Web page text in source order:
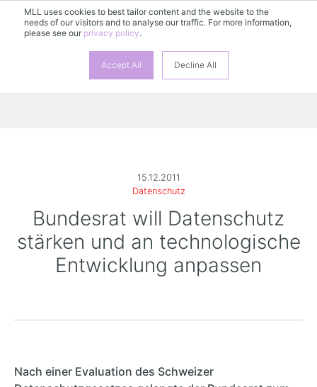
MLL uses cookies to best tailor content and the website to the
needs of our visitors and to analyse our traffic. For more information,
please see our privacy policy.
Accept All Decline All
15.12.2011
Datenschutz
Bundesrat will Datenschutz
stärken und an technologische
Entwicklung anpassen
Nach einer Evaluation des Schweizer